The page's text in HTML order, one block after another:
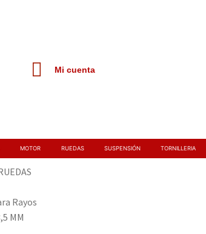
Mi cuenta
MOTOR RUEDAS SUSPENSIÓN TORNILLERIA
Rayos
MM